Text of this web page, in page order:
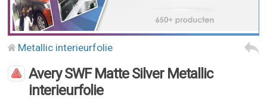
Metallic interieurfolie
Avery SWF Matte Silver Metallic
interieurfolie